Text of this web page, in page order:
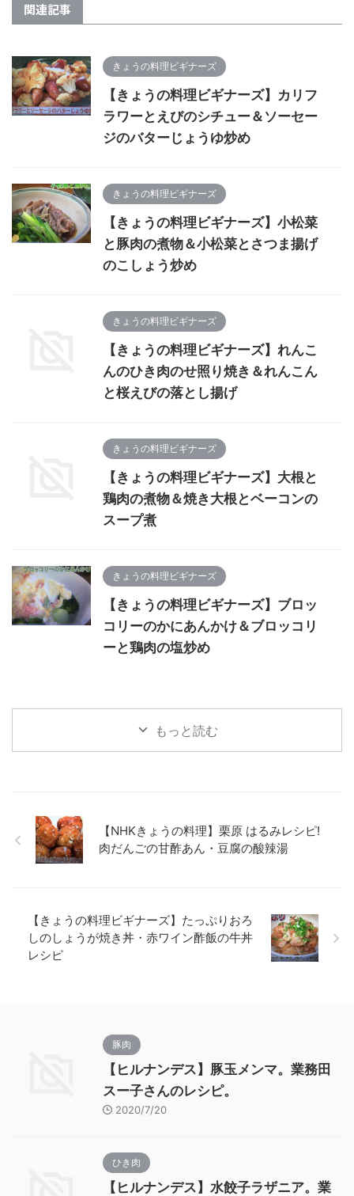
関連記事
きょうの料理ビギナーズ
【きょうの料理ビギナーズ】カリフ
ラワーとえびのシチュー＆ソーセー
ジのバターじょうゆ炒め
きょうの料理ビギナーズ
【きょうの料理ビギナーズ】小松菜
と豚肉の煮物＆小松菜とさつま揚げ
のこしょう炒め
きょうの料理ビギナーズ
【きょうの料理ビギナーズ】れんこ
んのひき肉のせ照り焼き＆れんこん
と桜えびの落とし揚げ
きょうの料理ビギナーズ
【きょうの料理ビギナーズ】大根と
鶏肉の煮物＆焼き大根とベーコンの
スープ煮
きょうの料理ビギナーズ
【きょうの料理ビギナーズ】ブロッ
コリーのかにあんかけ＆ブロッコリ
ーと鶏肉の塩炒め
もっと読む
【NHKきょうの料理】栗原 はるみレシピ!
肉だんごの甘酢あん・豆腐の酸辣湯
【きょうの料理ビギナーズ】たっぷりおろ
しのしょうが焼き丼・赤ワイン酢飯の牛丼
レシピ
豚肉
【ヒルナンデス】豚玉メンマ。業務田
スー子さんのレシピ。
2020/7/20
ひき肉
【ヒルナンデス】水餃子ラザニア。業